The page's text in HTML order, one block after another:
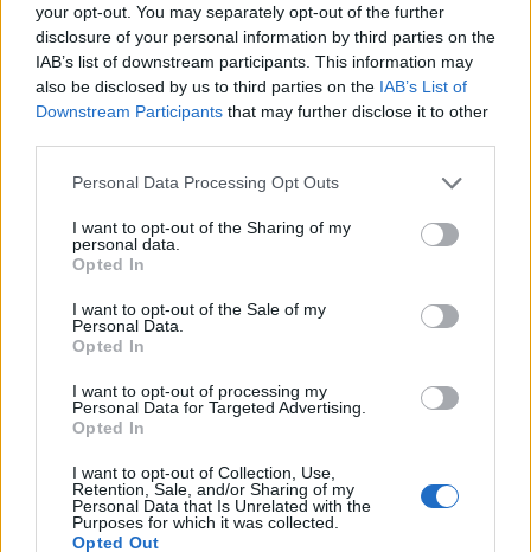
your opt-out. You may separately opt-out of the further
disclosure of your personal information by third parties on the
IAB’s list of downstream participants. This information may
also be disclosed by us to third parties on the IAB’s List of
Downstream Participants that may further disclose it to other
Personal Data Processing Opt Outs
I want to opt-out of the Sharing of my
personal data.
Opted In
I want to opt-out of the Sale of my
Personal Data.
Opted In
I want to opt-out of processing my
Personal Data for Targeted Advertising.
Opted In
I want to opt-out of Collection, Use,
Retention, Sale, and/or Sharing of my
Personal Data that Is Unrelated with the
Purposes for which it was collected.
Opted Out
pénzügyek jövője, érdemes eljönni.Információ és
jelentkezés"A változás: A december nem adott okot a
változtatásra. Vágjunk neki 2023-nak egy visszafogott,
egyharmadnyi részvényaránnyal, egyharmadnyi kötvénnyel
A keresett cikk a portfolio.hu hírarchívumához
tartozik, melynek olvasása előfizetéses
regisztrációhoz kötött.
Az előfizetés a következőket tartalmazza:
Portfolio.hu teljes cikkarchívum
Kötéslisták: BÉT elmúlt 2 év napon belüli
kötéslistái
Előfizetés